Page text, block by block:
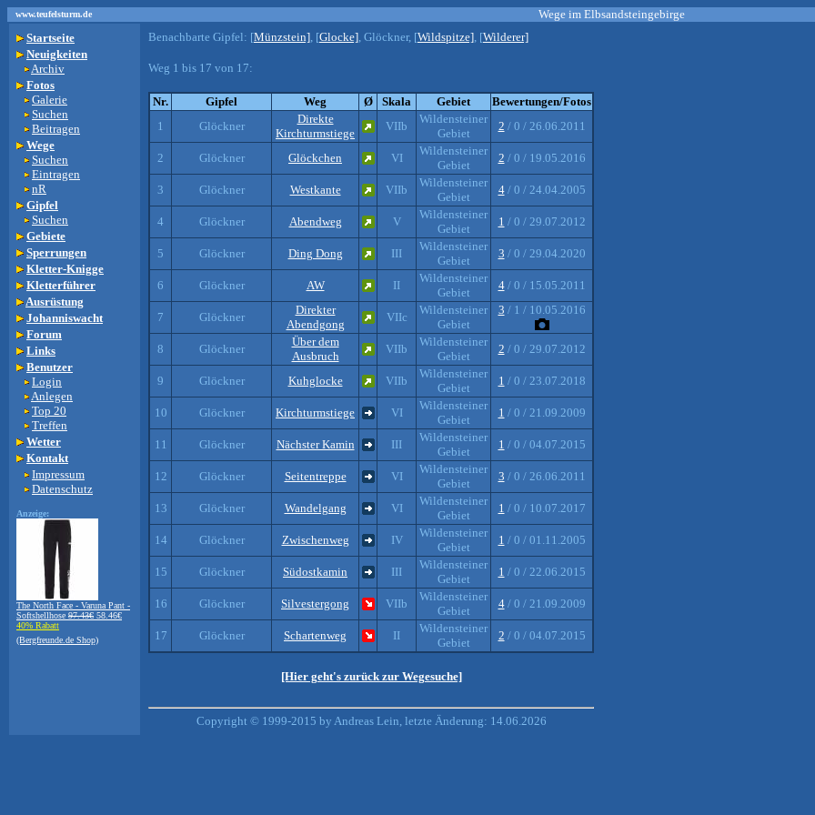
www.teufelsturm.de Wege im Elbsandsteingebirge
Startseite
Neuigkeiten
Archiv
Fotos
Galerie
Suchen
Beitragen
Wege
Suchen
Eintragen
nR
Gipfel
Suchen
Gebiete
Sperrungen
Kletter-Knigge
Kletterführer
Ausrüstung
Johanniswacht
Forum
Links
Benutzer
Login
Anlegen
Top 20
Treffen
Wetter
Kontakt
Impressum
Datenschutz
Anzeige:
The North Face - Varuna Pant -
Softshellhose 97.43€ 58.46€
40% Rabatt
(Bergfreunde.de Shop)
Benachbarte Gipfel: [Münzstein], [Glocke], Glöckner, [Wildspitze], [Wilderer]
Weg 1 bis 17 von 17:
Nr. Gipfel Weg Ø Skala Gebiet
Bewertungen/Fotos
1
Glöckner
Direkte
Kirchturmstiege
VIIb
Wildensteiner
Gebiet
2 / 0 / 26.06.2011
2 Glöckner Glöckchen VI
Wildensteiner
Gebiet
2 / 0 / 19.05.2016
3 Glöckner Westkante VIIb
Wildensteiner
Gebiet
4/ 0 / 24.04.2005
4 Glöckner Abendweg V
Wildensteiner
Gebiet
1 / 0 / 29.07.2012
5 Glöckner Ding Dong III
Wildensteiner
Gebiet
3 / 0 / 29.04.2020
6 Glöckner AW II
Wildensteiner
Gebiet
4/ 0 / 15.05.2011
7 Glöckner
Direkter
Abendgong
VIIc
Wildensteiner
Gebiet
3 / 1 / 10.05.2016
8 Glöckner
Über dem
Ausbruch
VIIb
Wildensteiner
Gebiet
2 / 0 / 29.07.2012
9 Glöckner Kuhglocke VIIb
Wildensteiner
Gebiet
1 / 0 / 23.07.2018
10 Glöckner Kirchturmstiege VI
Wildensteiner
Gebiet
1 / 0 / 21.09.2009
11 Glöckner Nächster Kamin III
Wildensteiner
Gebiet
1 / 0 / 04.07.2015
12 Glöckner Seitentreppe VI
Wildensteiner
Gebiet
3 / 0 / 26.06.2011
13 Glöckner Wandelgang VI
Wildensteiner
Gebiet
1 / 0 / 10.07.2017
14 Glöckner Zwischenweg IV
Wildensteiner
Gebiet
1 / 0 / 01.11.2005
15 Glöckner Südostkamin III
Wildensteiner
Gebiet
1 / 0 / 22.06.2015
16 Glöckner Silvestergong VIIb
Wildensteiner
Gebiet
4/ 0 / 21.09.2009
17 Glöckner Schartenweg II
Wildensteiner
Gebiet
2 / 0 / 04.07.2015
[Hier geht's zurück zur Wegesuche]
Copyright © 1999-2015 by Andreas Lein, letzte Änderung: 14.06.2026